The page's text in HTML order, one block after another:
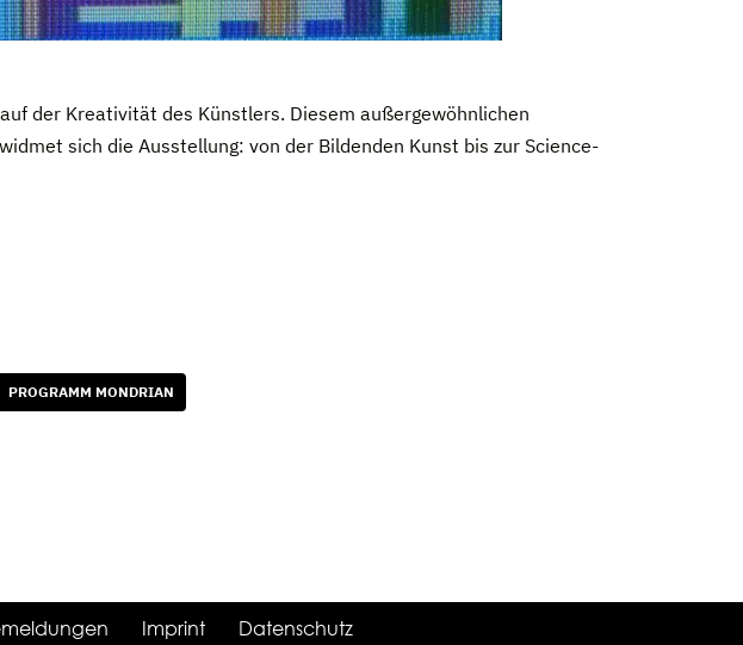
der Kreativität des Künstlers. Diesem außergewöhnlichen
sich die Ausstellung: von der Bildenden Kunst bis zur Science-
PROGRAMM MONDRIAN
Imprint Datenschutz